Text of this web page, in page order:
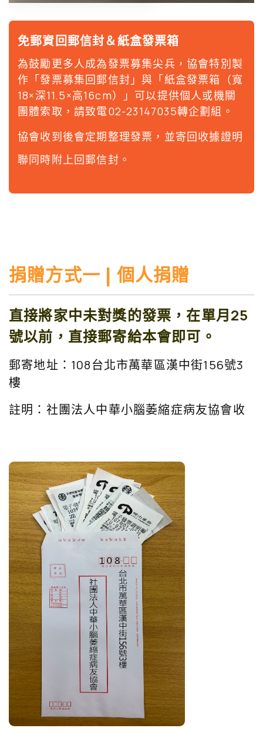
免郵資回郵信封＆紙盒發票箱
為鼓勵更多人成為發票募集尖兵，協會特別製
作「發票募集回郵信封」與「紙盒發票箱（寬
18×深11.5×高16cm）」可以提供個人或機關
團體索取，請致電02-23147035轉企劃組。
協會收到後會定期整理發票，並寄回收據證明
聯同時附上回郵信封。
捐贈方式一 | 個人捐贈
直接將家中未對獎的發票，在單月25
號以前，直接郵寄給本會即可。
郵寄地址：108台北市萬華區漢中街156號3
樓
註明：社團法人中華小腦萎縮症病友協會收